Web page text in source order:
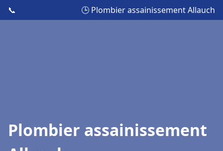
📞 🕒 Plombier assainissement Allauch
Plombier assainissement